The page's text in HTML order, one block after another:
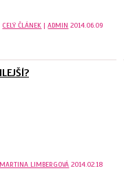
CELÝ ČLÁNEK |ADMIN 2014.06.09
MARTINA LIMBERGOVÁ 2014.02.18